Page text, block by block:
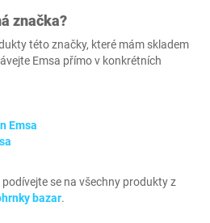
značka?
této značky, které mám skladem
Emsa přímo v konkrétních
Emsa
se na všechny produkty z
bazar.